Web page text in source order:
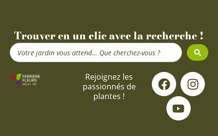
Trouver en un clic avec la recherche !
Search
...
Rejoignez les
passionnés de
plantes !
F
a
c
e
I
n
s
Y
o
u
t
u